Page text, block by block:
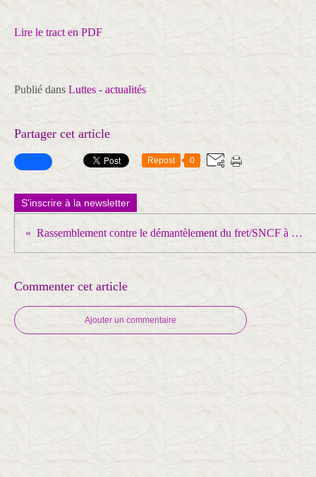
Lire le tract en PDF
Publié dans Luttes - actualités
Partager cet article
Repost 0
S'inscrire à la newsletter
Rassemblement contre le démantèlement du fret/SNCF à Somain
Commenter cet article
Ajouter un commentaire